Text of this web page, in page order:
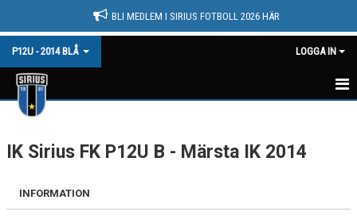
BLI MEDLEM I SIRIUS FOTBOLL 2026 HÄR
P12U - 2014 BLÅ LOGGA IN
HEM
NYHETER
IK Sirius FK P12U B - Märsta IK 2014
INFORMATION